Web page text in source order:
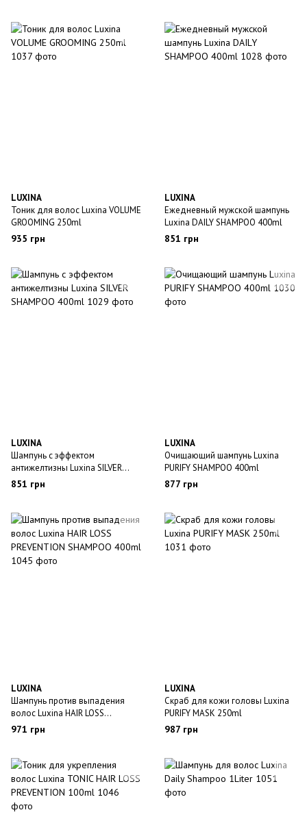
LUXINA
Тоник для волос Luxina VOLUME
GROOMING 250ml
935 грн
LUXINA
Ежедневный мужской шампунь
Luxina DAILY SHAMPOO 400ml
851 грн
LUXINA
Шампунь с эффектом
антижелтизны Luxina SILVER
SHAMPOO 400ml
851 грн
LUXINA
Очищающий шампунь Luxina
PURIFY SHAMPOO 400ml
877 грн
LUXINA
Шампунь против выпадения
волос Luxina HAIR LOSS
PREVENTION SHAMPOO 400ml
971 грн
LUXINA
Скраб для кожи головы Luxina
PURIFY MASK 250ml
987 грн